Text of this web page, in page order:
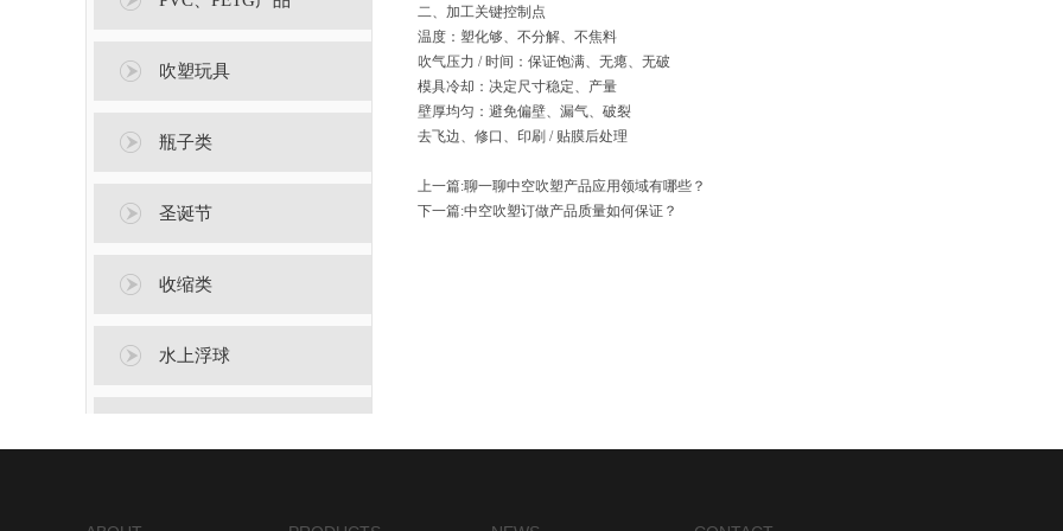
吹塑玩具
瓶子类
圣诞节
收缩类
水上浮球
二、加工关键控制点
温度：塑化够、不分解、不焦料
吹气压力 / 时间：保证饱满、无瘪、无破
模具冷却：决定尺寸稳定、产量
壁厚均匀：避免偏壁、漏气、破裂
去飞边、修口、印刷 / 贴膜后处理
上一篇:聊一聊中空吹塑产品应用领域有哪些？
下一篇:中空吹塑订做产品质量如何保证？